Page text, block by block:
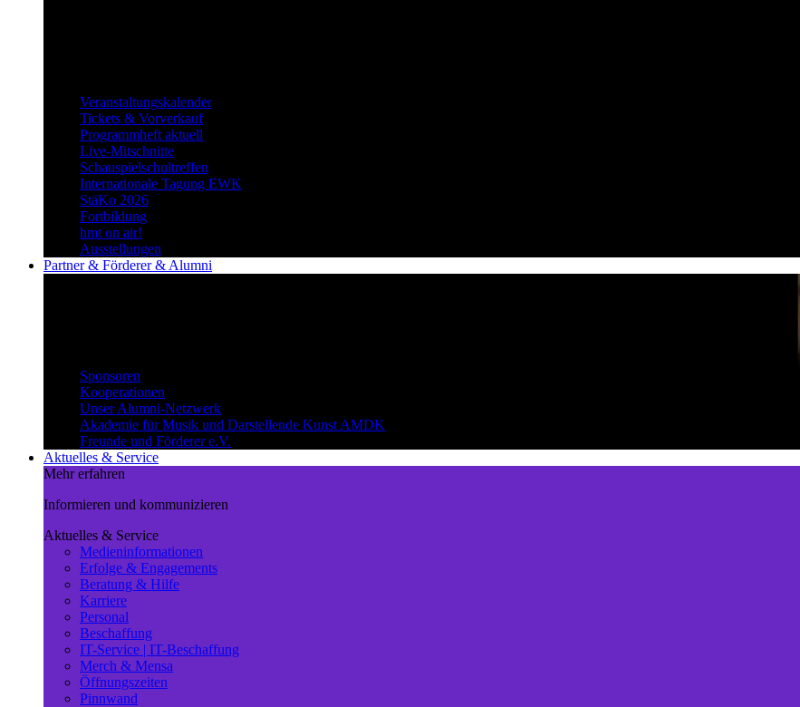
Veranstaltungskalender
Tickets & Vorverkauf
Programmheft aktuell
Live-Mitschnitte
Schauspielschultreffen
Internationale Tagung EWK
StäKo 2026
Fortbildung
hmt on air!
Ausstellungen
Partner & Förderer & Alumni
Sponsoren
Kooperationen
Unser Alumni-Netzwerk
Akademie für Musik und Darstellende Kunst AMDK
Freunde und Förderer e.V.
Aktuelles & Service
Mehr erfahren
Informieren und kommunizieren
Aktuelles & Service
Medieninformationen
Erfolge & Engagements
Beratung & Hilfe
Karriere
Personal
Beschaffung
IT-Service | IT-Beschaffung
Merch & Mensa
Öffnungszeiten
Pinnwand